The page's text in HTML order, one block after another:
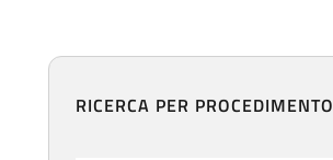
RICERCA PER PROCEDIMENTO